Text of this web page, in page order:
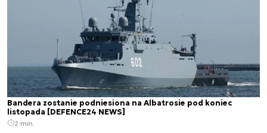
Bandera zostanie podniesiona na Albatrosie pod koniec
listopada [DEFENCE24 NEWS]
2 min.